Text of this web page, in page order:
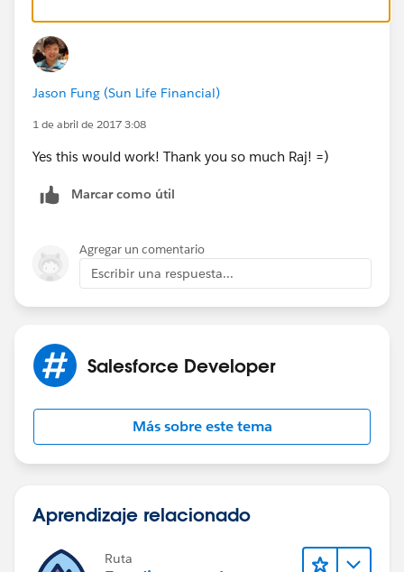
Jason Fung (Sun Life Financial)
1 de abril de 2017 3:08
Yes this would work! Thank you so much Raj! =)
Marcar como útil
Agregar un comentario
Escribir una respuesta...
Salesforce Developer
Más sobre este tema
Aprendizaje relacionado
Ruta